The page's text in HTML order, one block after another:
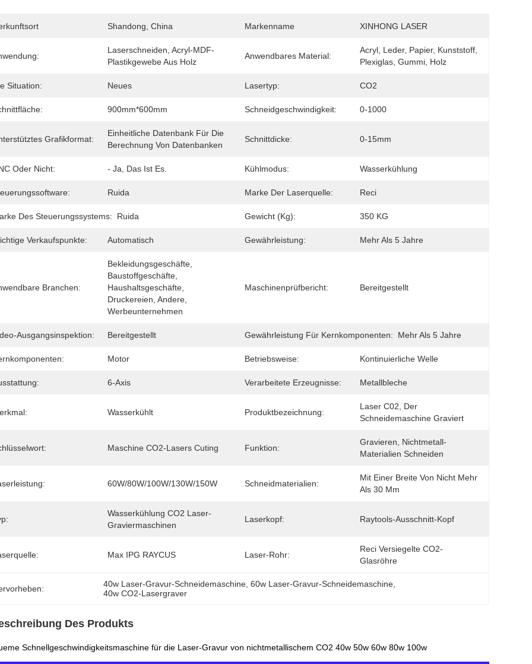
Shandong, China Markenname XINHONG LASER
Laserschneiden, Acryl-MDF-
Plastikgewebe Aus Holz
Anwendbares Material:
Acryl, Leder, Papier, Kunststoff,
Plexiglas, Gummi, Holz
Situation: Neues Lasertyp: CO2
900mm*600mm Schneidgeschwindigkeit: 0-1000
Grafikformat:
Einheitliche Datenbank Für Die
Berechnung Von Datenbanken
Schnittdicke: 0-15mm
Oder Nicht: - Ja, Das Ist Es. Kühlmodus: Wasserkühlung
Ruida Marke Der Laserquelle: Reci
Des Steuerungssystems: Ruida Gewicht (Kg): 350 KG
Verkaufspunkte: Automatisch Gewährleistung: Mehr Als 5 Jahre
Branchen:
Bekleidungsgeschäfte,
Baustoffgeschäfte,
Haushaltsgeschäfte,
Druckereien, Andere,
Werbeunternehmen
Maschinenprüfbericht: Bereitgestellt
Ausgangsinspektion: Bereitgestellt Gewährleistung Für Kernkomponenten: Mehr Als 5 Jahre
Motor Betriebsweise: Kontinuierliche Welle
6-Axis Verarbeitete Erzeugnisse: Metallbleche
Wasserkühlt Produktbezeichnung:
Laser C02, Der
Schneidemaschine Graviert
Maschine CO2-Lasers Cuting Funktion:
Gravieren, Nichtmetall-
Materialien Schneiden
60W/80W/100W/130W/150W Schneidmaterialien:
Mit Einer Breite Von Nicht Mehr
Als 30 Mm
Wasserkühlung CO2 Laser-
Graviermaschinen
Laserkopf: Raytools-Ausschnitt-Kopf
Max IPG RAYCUS Laser-Rohr:
Reci Versiegelte CO2-
Glasröhre
40w Laser-Gravur-Schneidemaschine , 60w Laser-Gravur-Schneidemaschine
40w CO2-Lasergraver
Des Produkts
Schnellgeschwindigkeitsmaschine für die Laser-Gravur von nichtmetallischem CO2 40w 50w 60w 80w 100w